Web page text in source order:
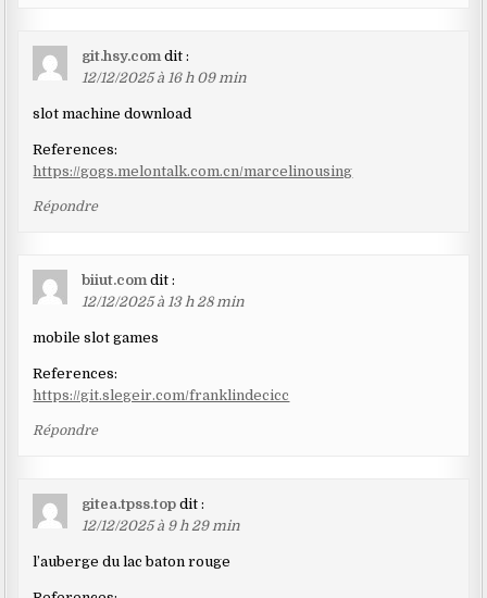
git.hsy.com dit :
12/12/2025 à 16 h 09 min
slot machine download
References:
https://gogs.melontalk.com.cn/marcelinousing
Répondre
biiut.com dit :
12/12/2025 à 13 h 28 min
mobile slot games
References:
https://git.slegeir.com/franklindecicc
Répondre
gitea.tpss.top dit :
12/12/2025 à 9 h 29 min
l’auberge du lac baton rouge